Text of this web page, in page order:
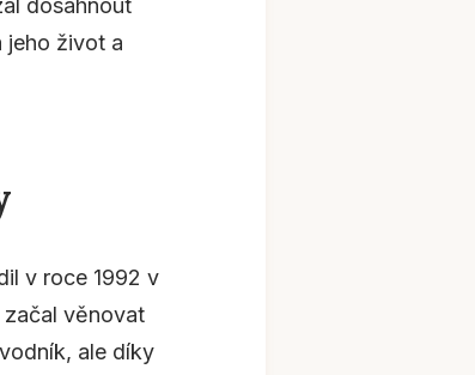
dosáhnout
jeho život a
v roce 1992 v
věnovat
ale díky